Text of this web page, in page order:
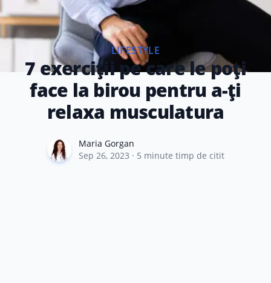
LIFESTYLE
7 exerciții pe care le poți
face la birou pentru a-ți
relaxa musculatura
Maria Gorgan
Maria Gorgan
Sep 26, 2023 · 5 minute timp de citit